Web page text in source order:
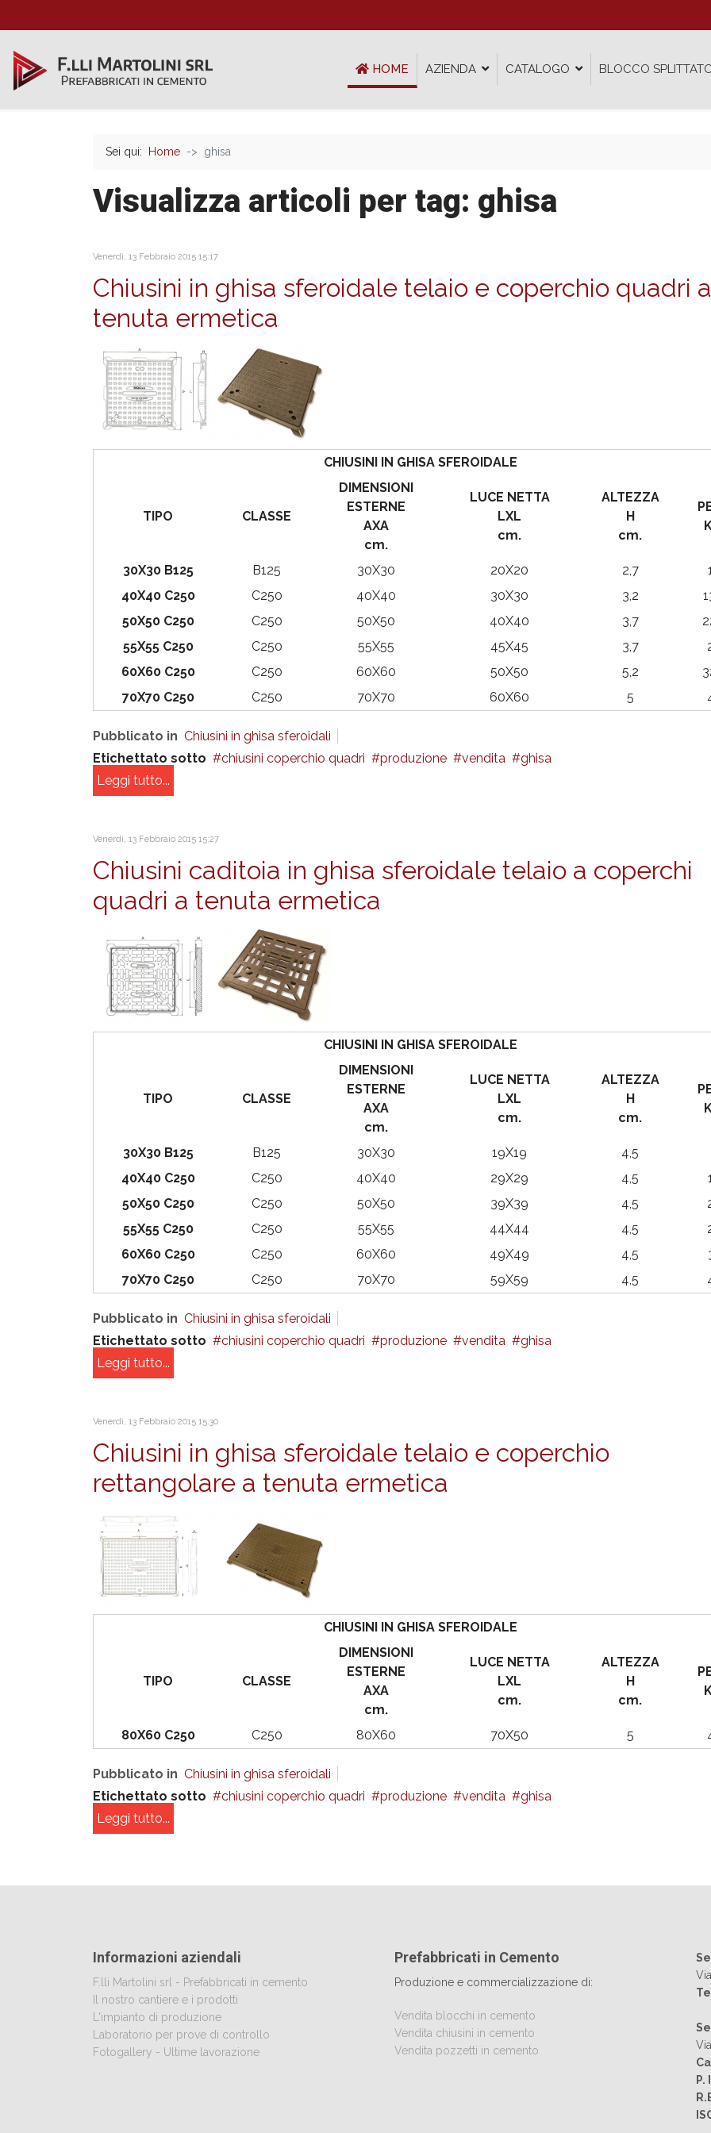
HOME AZIENDA CATALOGO BLOCCO
Sei qui: Home ghisa
Visualizza articoli per tag: ghisa
Venerdì, 13 Febbraio 2015 15:17
Chiusini in ghisa sferoidale telaio e coperchio quadri a
tenuta ermetica
CHIUSINI IN GHISA SFEROIDALE
TIPO CLASSE
DIMENSIONI
ESTERNE
AXA
cm.
LUCE NETTA
LXL
cm.
ALTEZZA
H
cm.
30X30 B125 B125 30X30 20X20 2,7
40X40 C250
C250 40X40 30X30 3,2
50X50 C250
C250 50X50 40X40 3,7
55X55 C250
C250 55X55 45X45 3,7
60X60 C250
C250 60X60 50X50 5,2
70X70 C250
C250 70X70 60X60 5
Pubblicato in Chiusini in ghisa sferoidali
Etichettato sotto
chiusini coperchio quadri produzione vendita
ghisa
Leggi tutto...
Venerdì, 13 Febbraio 2015 15:27
Chiusini caditoia in ghisa sferoidale telaio a coperchi
quadri a tenuta ermetica
CHIUSINI IN GHISA SFEROIDALE
TIPO CLASSE
DIMENSIONI
ESTERNE
AXA
cm.
LUCE NETTA
LXL
cm.
ALTEZZA
H
cm.
30X30 B125 B125 30X30 19X19 4,5
40X40 C250
C250 40X40 29X29 4,5
50X50 C250
C250 50X50 39X39 4,5
55X55 C250
C250 55X55 44X44 4,5
60X60 C250
C250 60X60 49X49 4,5
70X70 C250
C250 70X70 59X59 4,5
Pubblicato in Chiusini in ghisa sferoidali
Etichettato sotto
chiusini coperchio quadri produzione vendita
ghisa
Leggi tutto...
Venerdì, 13 Febbraio 2015 15:30
Chiusini in ghisa sferoidale telaio e coperchio
rettangolare a tenuta ermetica
CHIUSINI IN GHISA SFEROIDALE
TIPO CLASSE
DIMENSIONI
ESTERNE
AXA
cm.
LUCE NETTA
LXL
cm.
ALTEZZA
H
cm.
80X60 C250 C250 80X60 70X50 5
Pubblicato in Chiusini in ghisa sferoidali
Etichettato sotto
chiusini coperchio quadri produzione vendita
ghisa
Leggi tutto...
Informazioni aziendali
F.lli Martolini srl - Prefabbricati in cemento
Il nostro cantiere e i prodotti
L'impianto di produzione
Laboratorio per prove di controllo
Fotogallery - Ultime lavorazione
Prefabbricati in Cemento
Produzione e commercializzazione di:
Vendita blocchi in cemento
Vendita chiusini in cemento
Vendita pozzetti in cemento
P.